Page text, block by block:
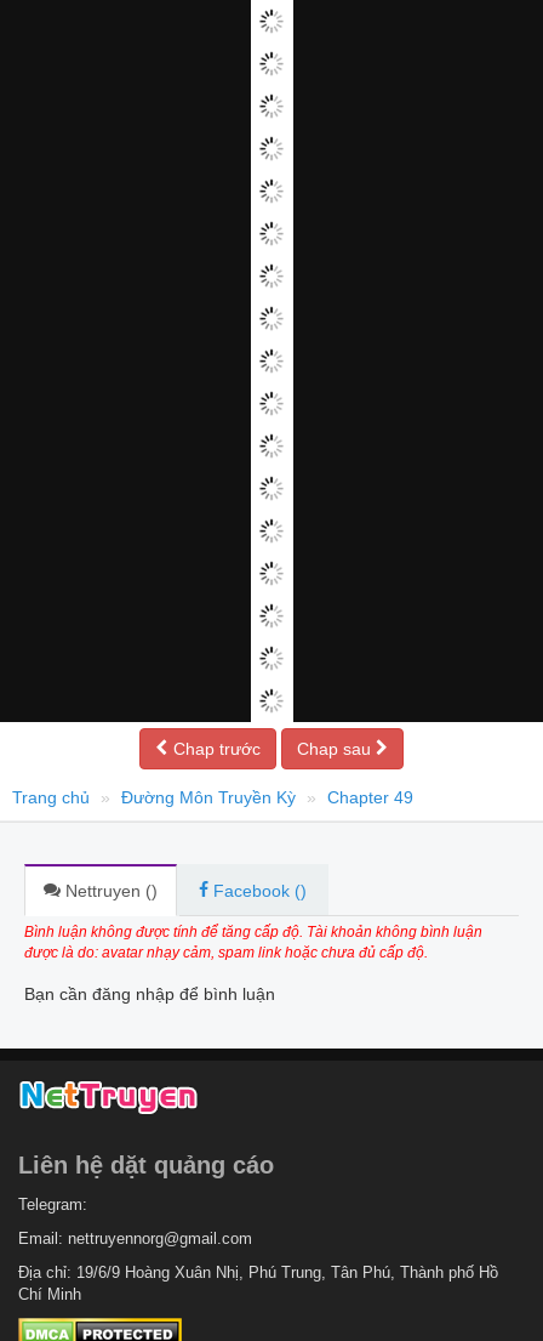
Chap trước Chap sau
Trang chủ Đường Môn Truyền Kỳ Chapter 49
Nettruyen () Facebook ()
Bình luận không được tính để tăng cấp độ. Tài khoản không bình luận
được là do: avatar nhạy cảm, spam link hoặc chưa đủ cấp độ.
Bạn cần đăng nhập để bình luận
Liên hệ dặt quảng cáo
Telegram:
Email: nettruyennorg@gmail.com
Địa chỉ: 19/6/9 Hoàng Xuân Nhị, Phú Trung, Tân Phú, Thành phố Hồ
Chí Minh